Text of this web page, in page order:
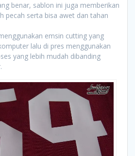
benar, sablon ini juga memberikan
pecah serta bisa awet dan tahan
emsin cutting yang
lalu di pres menggunakan
yang lebih mudah dibanding